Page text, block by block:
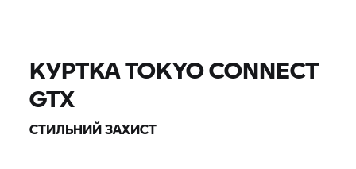
КУРТКА TOKYO CONNECT
GTX
СТИЛЬНИЙ ЗАХИСТ